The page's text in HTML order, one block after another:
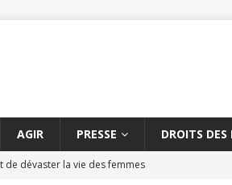
AGIR PRESSE DROITS DES
dévaster la vie des femmes